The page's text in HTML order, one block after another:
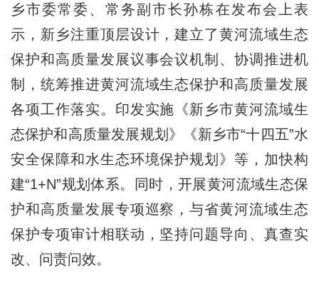
乡市委常委、常务副市长孙栋在发布会上表
示，新乡注重顶层设计，建立了黄河流域生态
保护和高质量发展议事会议机制、协调推进机
制，统筹推进黄河流域生态保护和高质量发展
各项工作落实。印发实施《新乡市黄河流域生
态保护和高质量发展规划》《新乡市“十四五”水
安全保障和水生态环境保护规划》等，加快构
建“1+N”规划体系。同时，开展黄河流域生态保
护和高质量发展专项巡察，与省黄河流域生态
保护专项审计相联动，坚持问题导向、真查实
改、问责问效。